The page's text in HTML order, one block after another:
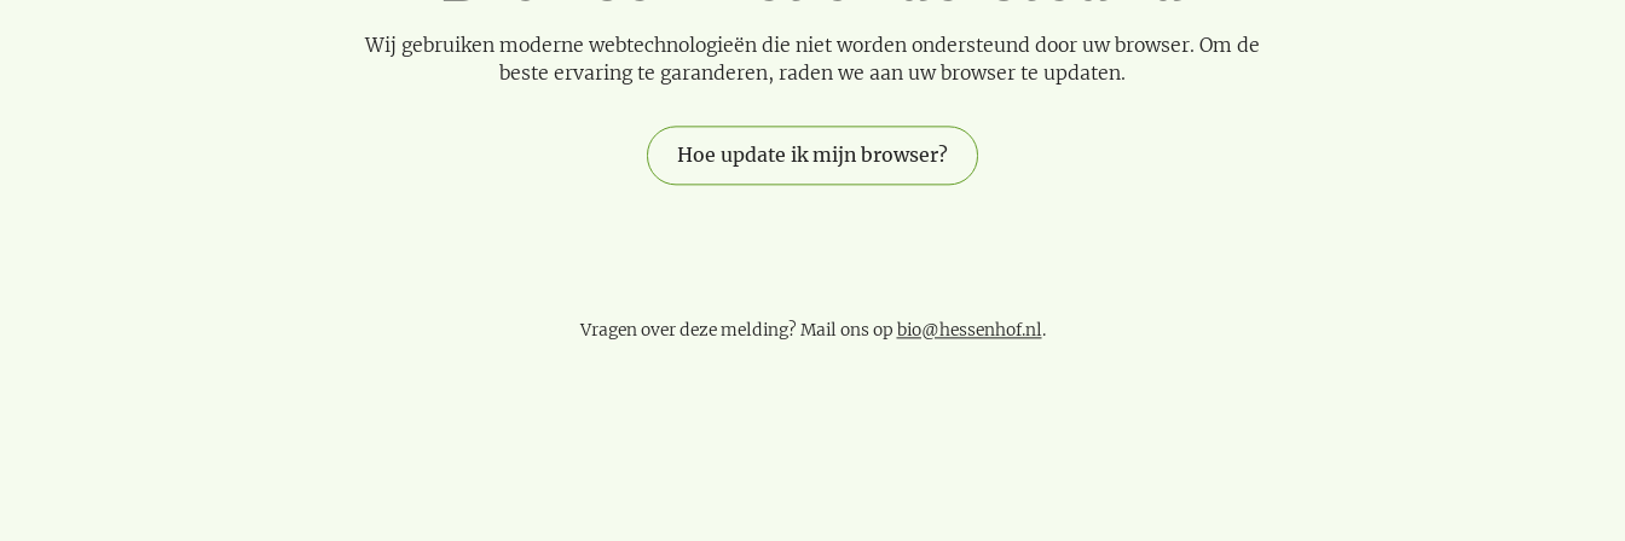
Wij gebruiken moderne webtechnologieën die niet worden ondersteund door uw browser. Om de
beste ervaring te garanderen, raden we aan uw browser te updaten.
Hoe update ik mijn browser?
Vragen over deze melding? Mail ons op bio@hessenhof.nl.